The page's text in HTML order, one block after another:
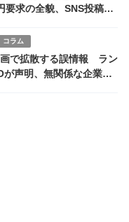
要求の全貌、SNS投稿が
コラム
で拡散する誤情報 ラン
が声明、無関係な企業を